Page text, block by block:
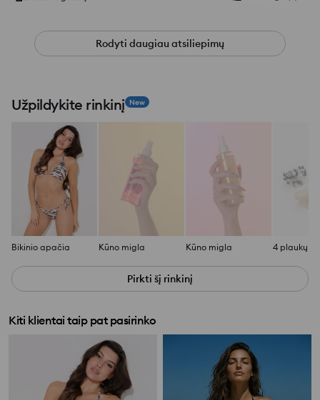
Rodyti daugiau atsiliepimų
Užpildykite rinkinį New
Bikinio apačia Kūno migla Kūno migla
Pirkti šį rinkinį
Kiti klientai taip pat pasirinko